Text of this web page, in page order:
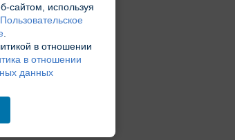
сайтом, используя
Пользовательское
.
в отношении
в отношении
данных